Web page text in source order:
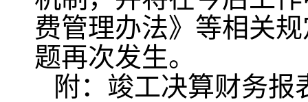
费管理办法》等相关
题再次发生。
附：竣工决算财务报